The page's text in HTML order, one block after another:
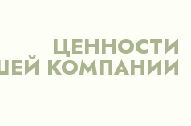
ЦЕННОСТИ
КОМПАНИИ